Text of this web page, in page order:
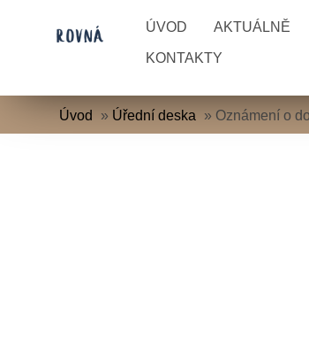
ÚVOD AKTUÁLNĚ
KONTAKTY
Úvod » Úřední deska »Oznámení o